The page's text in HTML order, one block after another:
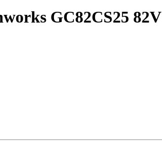
GC82CS25 82V